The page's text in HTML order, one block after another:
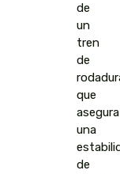
de
un
tren
de
que
asegura
una
de